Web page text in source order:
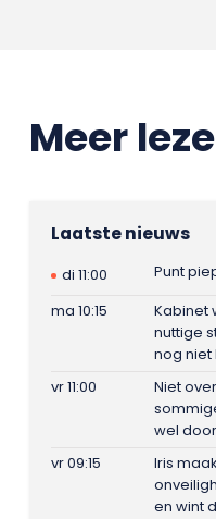
Meer
Laatste nieuws
di 11:00
Punt
ma 10:15
Kabinet
nuttige
nog niet
vr 11:00
Niet
wel door
vr 09:15
Iris
en wint